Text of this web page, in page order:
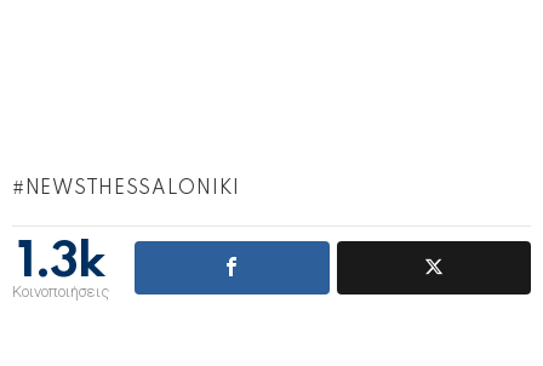
NEWSTHESSALONIKI
1.3k
Κοινοποιήσεις